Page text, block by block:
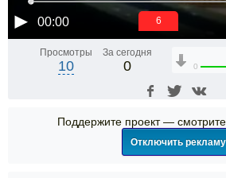
00:00 6
Просмотры
10
За сегодня
0 0
Поддержите проект —
Отключить рекламу